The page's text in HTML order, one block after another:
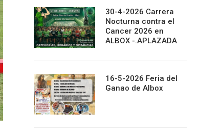
30-4-2026 Carrera
Nocturna contra el
Cancer 2026 en
ALBOX -.APLAZADA
16-5-2026 Feria del
Ganao de Albox